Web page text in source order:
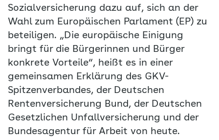
Sozialversicherung dazu auf, sich an der
Wahl zum Europäischen Parlament (EP) zu
beteiligen. „Die europäische Einigung
bringt für die Bürgerinnen und Bürger
konkrete Vorteile“, heißt es in einer
gemeinsamen Erklärung des GKV-
Spitzenverbandes, der Deutschen
Rentenversicherung Bund, der Deutschen
Gesetzlichen Unfallversicherung und der
Bundesagentur für Arbeit von heute.